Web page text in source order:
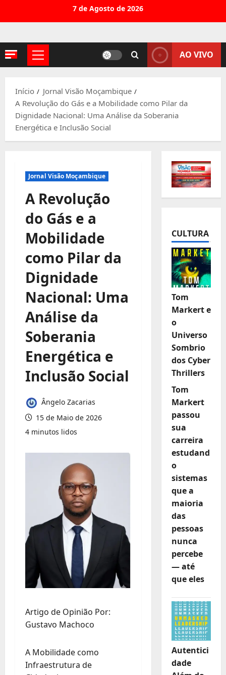
conteúdo
7 de Agosto de 2026
Menu
AO VIVO
Início
Jornal Visão Moçambique
A Revolução do Gás e a Mobilidade como Pilar da
Dignidade Nacional: Uma Análise da Soberania
Energética e Inclusão Social
Jornal Visão Moçambique
A Revolução
do Gás e a
Mobilidade
como Pilar da
Dignidade
Nacional: Uma
Análise da
Soberania
Energética e
Inclusão Social
Ângelo Zacarias
15 de Maio de 2026
4 minutos lidos
Artigo de Opinião Por:
Gustavo Machoco
A Mobilidade como
Infraestrutura de
CULTURA
Tom
Markert e
o
Universo
Sombrio
dos Cyber
Thrillers
Tom
Markert
passou
sua
carreira
estudand
o
sistemas
que a
maioria
das
pessoas
nunca
percebe
— até
que eles
Autentici
dade